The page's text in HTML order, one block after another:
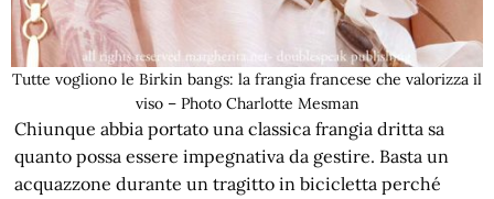
Tutte vogliono le Birkin bangs: la frangia francese che valorizza il
viso – Photo Charlotte Mesman
Chiunque abbia portato una classica frangia dritta sa
quanto possa essere impegnativa da gestire. Basta un
acquazzone durante un tragitto in bicicletta perché